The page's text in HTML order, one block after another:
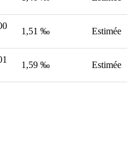
1,51 ‰ Estimée
1,59 ‰ Estimée